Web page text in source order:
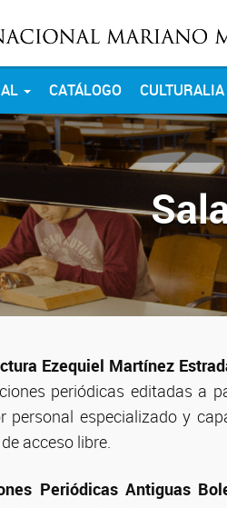
CATÁLOGO CULTURALIA
Ezequiel Martínez
periódicas editadas a
personal especializado y
acceso libre.
Periódicas Antiguas